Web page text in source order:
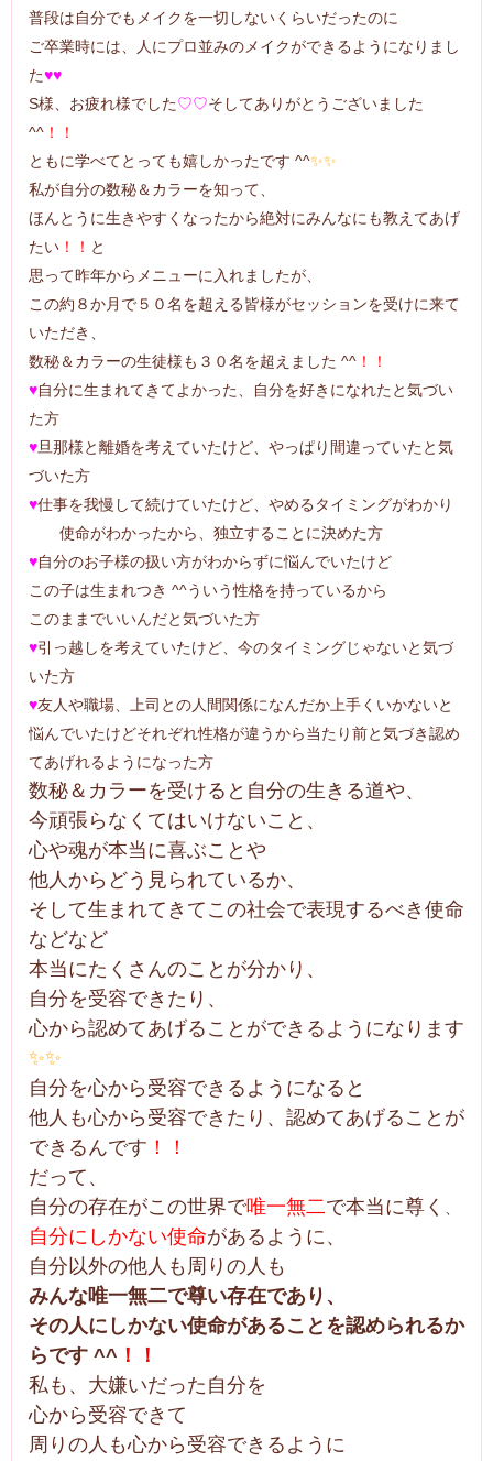
普段は自分でもメイクを一切しないくらいだったのに
ご卒業時には、人にプロ並みのメイクができるようになりまし
た♥♥
S様、お疲れ様でした♡♡そしてありがとうございました
^^ ！！
ともに学べてとっても嬉しかったです ^^✨✨
私が自分の数秘＆カラーを知って、
ほんとうに生きやすくなったから絶対にみんなにも教えてあげ
たい ！！ と
思って昨年からメニューに入れましたが、
この約８か月で５０名を超える皆様がセッションを受けに来て
いただき、
数秘＆カラーの生徒様も３０名を超えました ^^ ！！
♥自分に生まれてきてよかった、自分を好きになれたと気づい
た方
♥旦那様と離婚を考えていたけど、やっぱり間違っていたと気
づいた方
♥仕事を我慢して続けていたけど、やめるタイミングがわかり
使命がわかったから、独立することに決めた方
♥自分のお子様の扱い方がわからずに悩んでいたけど
この子は生まれつき ^^ういう性格を持っているから
このままでいいんだと気づいた方
♥引っ越しを考えていたけど、今のタイミングじゃないと気づ
いた方
♥友人や職場、上司との人間関係になんだか上手くいかないと
悩んでいたけどそれぞれ性格が違うから当たり前と気づき認め
てあげれるようになった方
数秘＆カラーを受けると自分の生きる道や、
今頑張らなくてはいけないこと、
心や魂が本当に喜ぶことや
他人からどう見られているか、
そして生まれてきてこの社会で表現するべき使命
などなど
本当にたくさんのことが分かり、
自分を受容できたり、
心から認めてあげることができるようになります
✨✨
自分を心から受容できるようになると
他人も心から受容できたり、認めてあげることが
できるんです ！！
だって、
自分の存在がこの世界で唯一無二で本当に尊く
自分にしかない使命があるように、
自分以外の他人も周りの人も
みんな唯一無二で尊い存在であり、
その人にしかない使命があることを認められるか
らです ^^ ！！
私も、大嫌いだった自分を
心から受容できて
周りの人も心から受容できるように